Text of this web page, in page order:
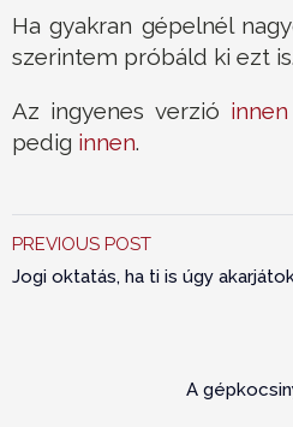
Ha gyakran gépelnél
szerintem próbáld ki ezt is.
Az ingyenes verzió innen
pedig innen.
PREVIOUS POST
Jogi oktatás, ha ti is úgy
A